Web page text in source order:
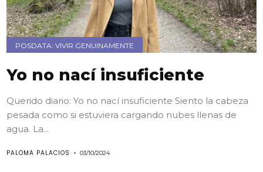
POSDATA: VIVIR GENUINAMENTE
Yo no nací insuficiente
Querido diario: Yo no nací insuficiente Siento la cabeza
pesada como si estuviera cargando nubes llenas de
agua. La...
PALOMA PALACIOS 03/10/2024